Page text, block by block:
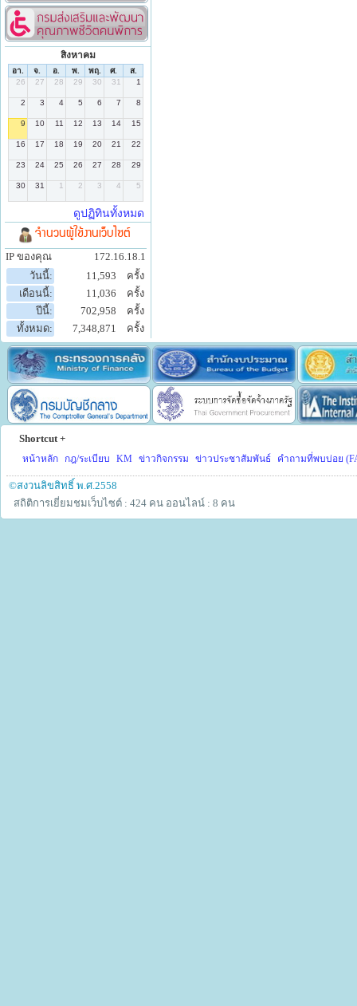
สิงหาคม
จำนวนผู้ใช้งานเว็บไซต์
IP ของคุณ
172.16.18.1
วันนี้:
11,593
ครั้ง
เดือนนี้:
11,036
ครั้ง
ปีนี้:
702,958
ครั้ง
ทั้งหมด:
7,348,871 ครั้ง
Shortcut +
หน้าหลัก กฎ/ระเบียบ KM ข่าวกิจกรรม ข่าวประชาสัมพันธ์ คำถามที่พบบ่อย
©สงวนลิขสิทธิ์ พ.ศ.2558
สถิติการเยี่ยมชมเว็บไซต์ : 424 คน ออนไลน์ : 8 คน